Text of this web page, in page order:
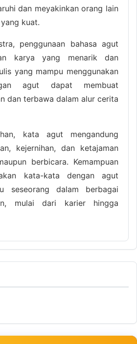
dan meyakinkan orang lain
kuat.
penggunaan bahasa agut
karya yang menarik dan
yang mampu menggunakan
agut dapat membuat
dan terbawa dalam alur cerita
kata agut mengandung
kejernihan, dan ketajaman
berbicara. Kemampuan
kata-kata dengan agut
seseorang dalam berbagai
mulai dari karier hingga